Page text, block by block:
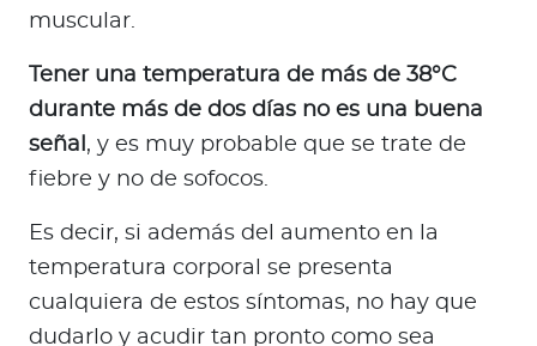
muscular.
Tener una temperatura de más de 38°C
durante más de dos días no es una buena
señal , y es muy probable que se trate de
fiebre y no de sofocos.
Es decir, si además del aumento en la
temperatura corporal se presenta
cualquiera de estos síntomas, no hay que
dudarlo y acudir tan pronto como sea